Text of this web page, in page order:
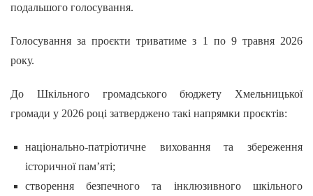
подальшого голосування.
Голосування за проєкти триватиме з 1 по 9 травня 2026
року.
До Шкільного громадського бюджету Хмельницької
громади у 2026 році затверджено такі напрямки проєктів:
національно-патріотичне виховання та збереження
історичної пам’яті;
створення безпечного та інклюзивного шкільного